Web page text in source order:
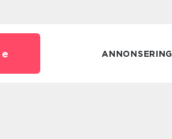
ANNONSERING